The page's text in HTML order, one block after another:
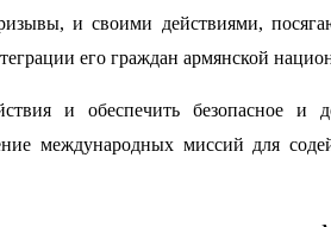
и своими действиями,
его граждан армянской
и обеспечить безопасное и
международных миссий для